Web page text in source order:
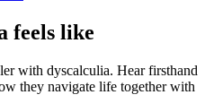
feels like
with dyscalculia. Hear firsthand
they navigate life together with